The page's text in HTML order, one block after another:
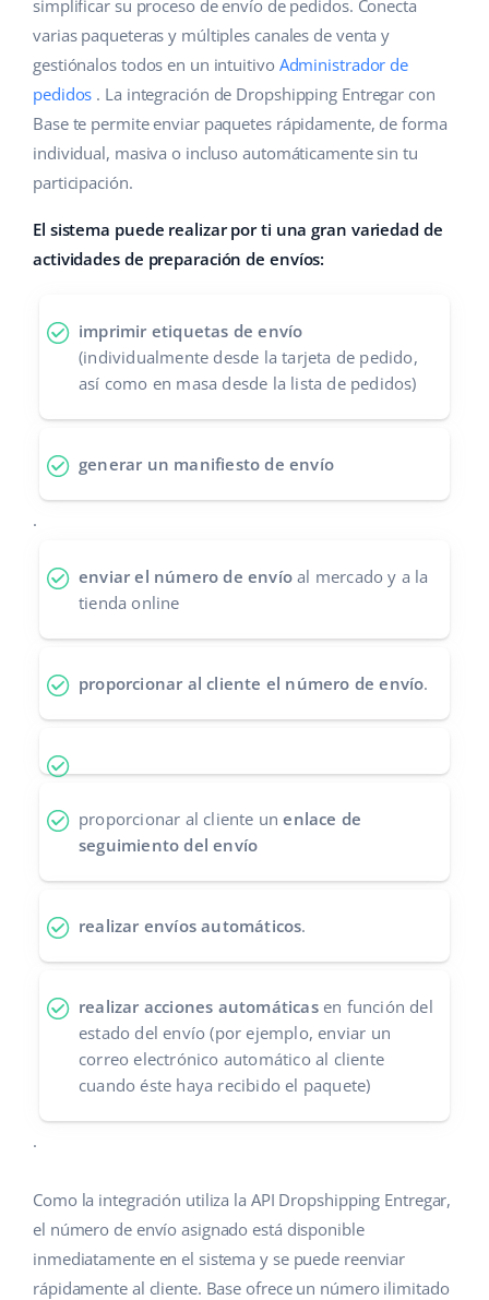
Gestión de envíos
Automatizaciones
Base Connect
IA para e-commerce
Hogar y jardinería
Productos infantiles
Electrónica
Piezas de automóviles
Salud y belleza
Ayuda
Base Academy
Blog
Servicios
Implementación de sistemas
Calculadora de beneficios
Cooperación y socios
Contáctanos
english (US)
english (GB)
english (IN)
čeština
deutsch
Ελληνικά
español (AR)
español (MX)
Français
Italiano
português (BR)
simplificar su proceso de envío de pedidos. Conecta
varias paqueteras y múltiples canales de venta y
gestiónalos todos en un intuitivo Administrador de
pedidos . La integración de Dropshipping Entregar con
Base te permite enviar paquetes rápidamente, de forma
individual, masiva o incluso automáticamente sin tu
participación.
El sistema puede realizar por ti una gran variedad de
actividades de preparación de envíos:
imprimir etiquetas de envío
(individualmente desde la tarjeta de pedido,
así como en masa desde la lista de pedidos)
generar un manifiesto de envío
.
enviar el número de envío al mercado y a la
tienda online
proporcionar al cliente el número de envío.
proporcionar al cliente unenlace de
seguimiento del envío
realizar envíos automáticos.
realizar acciones automáticasen función del
estado del envío (por ejemplo, enviar un
correo electrónico automático al cliente
cuando éste haya recibido el paquete)
.
Como la integración utiliza la API Dropshipping Entregar,
el número de envío asignado está disponible
inmediatamente en el sistema y se puede reenviar
rápidamente al cliente. Base ofrece un número ilimitado